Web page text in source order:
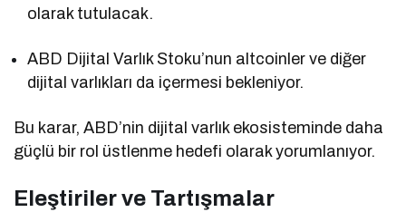
olarak tutulacak.
ABD Dijital Varlık Stoku’nun altcoinler ve diğer
dijital varlıkları da içermesi bekleniyor.
Bu karar, ABD’nin dijital varlık ekosisteminde daha
güçlü bir rol üstlenme hedefi olarak yorumlanıyor.
Eleştiriler ve Tartışmalar